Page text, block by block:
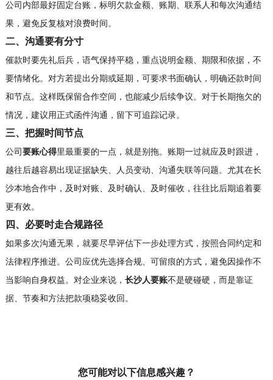
公司内部最好固定台账，标明欠款金额、账期、联系人和每次沟通结
果，避免反复核对浪费时间。
二、沟通要有分寸
催款时要先礼后兵，语气保持平稳，重点说明金额、期限和依据，不
要情绪化。对方若提出分期或延期，可要求书面确认，明确还款时间
和节点。这样既保留合作空间，也能减少后续争议。对于长期拖欠的
情况，建议用正式函件沟通，留下可追踪记录。
三、把握时间节点
公司要账心得里最重要的一点，就是别拖。账期一过就应及时跟进，
越往后越容易出现证据缺失、人员变动、沟通失联等问题。尤其在长
沙本地合作中，及时对账、及时确认、及时催收，往往比后期追着要
更有效。
四、必要时走合规路径
如果多次沟通无果，就要尽早评估下一步处理方式，按照合同约定和
法律程序推进。公司应优先选择合规、可留痕的方式，避免因操作不
当影响自身权益。对企业来说， 长沙人要账不是硬碰硬，而是靠证
据、节奏和方法把款项稳妥收回。
您可能对以下信息感兴趣？